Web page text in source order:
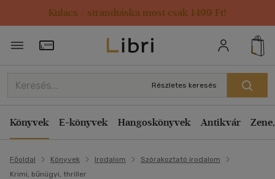
Kulacs / strandtáska most csak 1499 Ft!
Törzsvásárlói Kártya adatai
Részletes keresés
Könyvek E-könyvek Hangoskönyvek Antikvár
Főoldal Könyvek Irodalom
Szórakoztató irodalom
Krimi, bűnügyi, thriller